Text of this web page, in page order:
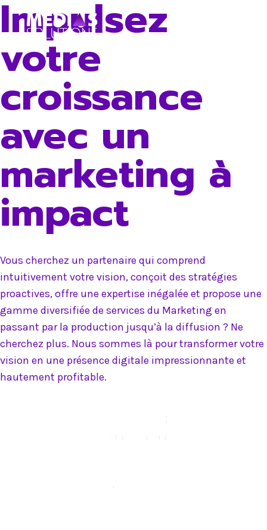
Skip
Impulsez
votre
croissance
avec un
marketing à
impact
Vous cherchez un partenaire qui comprend
intuitivement votre vision, conçoit des stratégies
proactives, offre une expertise inégalée et propose une
gamme diversifiée de services du Marketing en
passant par la production jusqu’à la diffusion ? Ne
cherchez plus. Nous sommes là pour transformer votre
vision en une présence digitale impressionnante et
hautement profitable.